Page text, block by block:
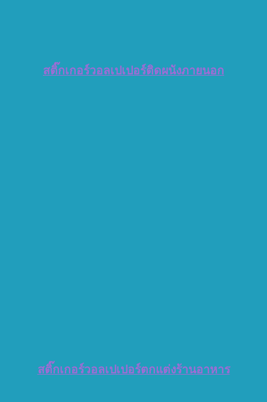
สติ๊กเกอร์วอลเปเปอร์ติดผนังภายนอก
สติ๊กเกอร์วอลเปเปอร์ตกแต่งร้านอาหาร